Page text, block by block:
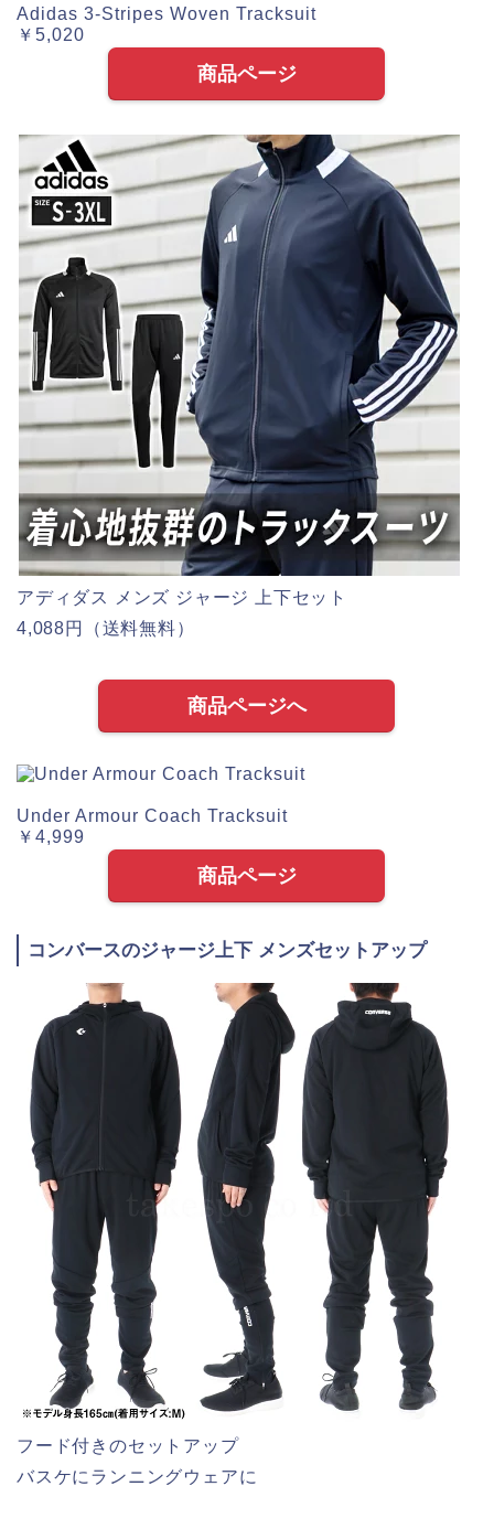
Adidas 3‑Stripes Woven Tracksuit
￥5,020
商品ページ
アディダス メンズ ジャージ 上下セット
4,088円（送料無料）
商品ページへ
Under Armour Coach Tracksuit
￥4,999
商品ページ
コンバースのジャージ上下 メンズセットアップ
フード付きのセットアップ
バスケにランニングウェアに